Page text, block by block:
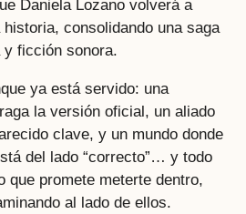
Daniela Lozano volverá a
consolidando una saga
ficción sonora.
ya está servido: una
la versión oficial, un aliado
clave, y un mundo donde
del lado “correcto”… y todo
que promete meterte dentro,
al lado de ellos.